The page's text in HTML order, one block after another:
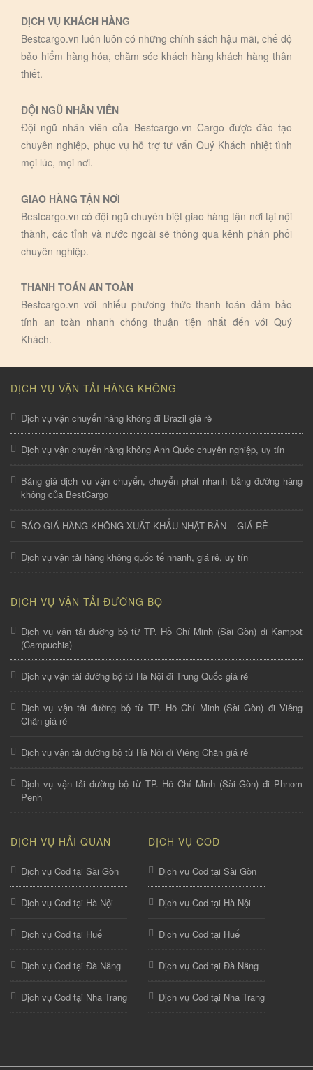
DỊCH VỤ KHÁCH HÀNG
Bestcargo.vn luôn luôn có những chính sách hậu mãi, chế độ
bảo hiểm hàng hóa, chăm sóc khách hàng khách hàng thân
thiết.
ĐỘI NGŨ NHÂN VIÊN
Đội ngũ nhân viên của Bestcargo.vn Cargo được đào tạo
chuyên nghiệp, phục vụ hỗ trợ tư vấn Quý Khách nhiệt tình
mọi lúc, mọi nơi.
GIAO HÀNG TẬN NƠI
Bestcargo.vn có đội ngũ chuyên biệt giao hàng tận nơi tại nội
thành, các tỉnh và nước ngoài sẽ thông qua kênh phân phối
chuyên nghiệp.
THANH TOÁN AN TOÀN
Bestcargo.vn với nhiếu phương thức thanh toán đảm bảo
tính an toàn nhanh chóng thuận tiện nhất đến với Quý
Khách.
DỊCH VỤ VẬN TẢI HÀNG KHÔNG
Dịch vụ vận chuyển hàng không đi Brazil giá rẻ
Dịch vụ vận chuyển hàng không Anh Quốc chuyên nghiệp, uy tín
Bảng giá dịch vụ vận chuyển, chuyển phát nhanh bằng đường hàng
không của BestCargo
BÁO GIÁ HÀNG KHÔNG XUẤT KHẨU NHẬT BẢN – GIÁ RẺ
Dịch vụ vận tải hàng không quốc tế nhanh, giá rẻ, uy tín
DỊCH VỤ VẬN TẢI ĐƯỜNG BỘ
Dịch vụ vận tải đường bộ từ TP. Hồ Chí Minh (Sài Gòn) đi Kampot
(Campuchia)
Dịch vụ vận tải đường bộ từ Hà Nội đi Trung Quốc giá rẻ
Dịch vụ vận tải đường bộ từ TP. Hồ Chí Minh (Sài Gòn) đi Viêng
Chăn giá rẻ
Dịch vụ vận tải đường bộ từ Hà Nội đi Viêng Chăn giá rẻ
Dịch vụ vận tải đường bộ từ TP. Hồ Chí Minh (Sài Gòn) đi Phnom
Penh
DỊCH VỤ HẢI QUAN
Dịch vụ Cod tại Sài Gòn
Dịch vụ Cod tại Hà Nội
Dịch vụ Cod tại Huế
Dịch vụ Cod tại Đà Nẵng
Dịch vụ Cod tại Nha Trang
DỊCH VỤ COD
Dịch vụ Cod tại Sài Gòn
Dịch vụ Cod tại Hà Nội
Dịch vụ Cod tại Huế
Dịch vụ Cod tại Đà Nẵng
Dịch vụ Cod tại Nha Trang